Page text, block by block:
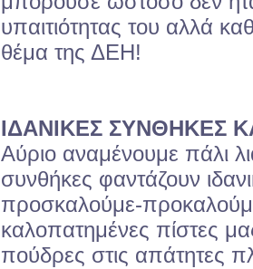
υπαιτιότητας του αλλά
θέμα της ΔΕΗ!
ΙΔΑΝΙΚΕΣ ΣΥΝΘΗΚΕΣ
Αύριο αναμένουμε πάλι
συνθήκες φαντάζουν
προσκαλούμε-
καλοπατημένες πίστες
πούδρες στις απάτητες